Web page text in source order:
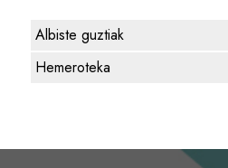
Albiste guztiak
Hemeroteka